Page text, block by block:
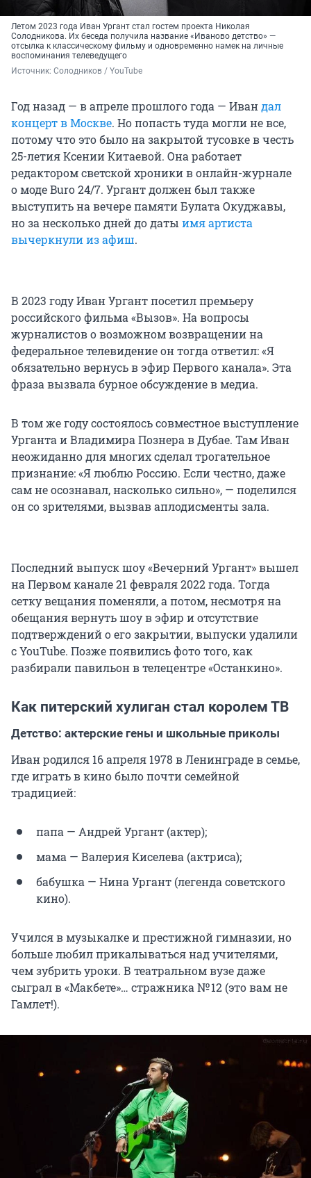
Летом 2023 года Иван Ургант стал гостем проекта Николая
Солодникова. Их беседа получила название «Иваново детство» —
отсылка к классическому фильму и одновременно намек на личные
воспоминания телеведущего
Источник: Солодников / YouTube
Год назад — в апреле прошлого года — Ивандал
концерт в Москве. Но попасть туда могли не все,
потому что это было на закрытой тусовке в честь
25-летия Ксении Китаевой. Она работает
редактором светской хроники в онлайн-журнале
о моде Buro 24/7. Ургант должен был также
выступить на вечере памяти Булата Окуджавы,
но за несколько дней до даты имя артиста
вычеркнули из афиш.
В 2023 году Иван Ургант посетил премьеру
российского фильма «Вызов». На вопросы
журналистов о возможном возвращении на
федеральное телевидение он тогда ответил: «Я
обязательно вернусь в эфир Первого канала». Эта
фраза вызвала бурное обсуждение в медиа.
В том же году состоялось совместное выступление
Урганта и Владимира Познера в Дубае. Там Иван
неожиданно для многих сделал трогательное
признание: «Я люблю Россию. Если честно, даже
сам не осознавал, насколько сильно», — поделился
он со зрителями, вызвав аплодисменты зала.
Последний выпуск шоу «Вечерний Ургант» вышел
на Первом канале 21 февраля 2022 года. Тогда
сетку вещания поменяли, а потом, несмотря на
обещания вернуть шоу в эфир и отсутствие
подтверждений о его закрытии, выпуски удалили
с YouTube. Позже появились фото того, как
разбирали павильон в телецентре «Останкино».
Как питерский хулиган стал королем ТВ
Детство: актерские гены и школьные приколы
Иван родился 16 апреля 1978 в Ленинграде в семье,
где играть в кино было почти семейной
традицией:
папа — Андрей Ургант (актер);
мама — Валерия Киселева (актриса);
бабушка — Нина Ургант (легенда советского
кино).
Учился в музыкалке и престижной гимназии, но
больше любил прикалываться над учителями,
чем зубрить уроки. В театральном вузе даже
сыграл в «Макбете»… стражника№ 12 (это вам не
Гамлет!).